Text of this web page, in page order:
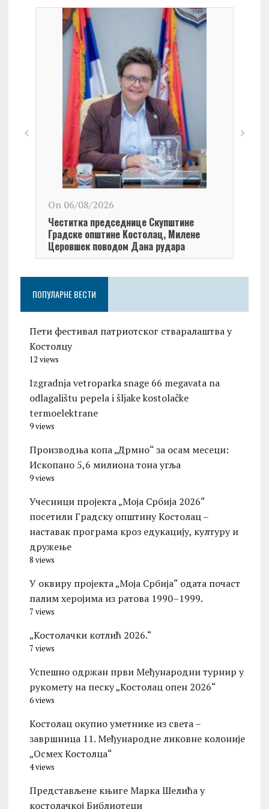
On 06/08/2026
Честитка председнице Скупштине
Градске општине Kостолац, Милене
Церовшек поводом Дана рудара
ПОПУЛАРНЕ ВЕСТИ
Пети фестивал патриотског стваралаштва у
Костолцу
12 views
Izgradnja vetroparka snage 66 megavata na
odlagalištu pepela i šljake kostolačke
termoelektrane
9 views
Производња копа „Дрмно“ за осам месеци:
Ископано 5,6 милиона тона угља
9 views
Учесници пројекта „Моја Србија 2026“
посетили Градску општину Костолац –
наставак програма кроз едукацију, културу и
дружење
8 views
У оквиру пројекта „Моја Србија“ одата почаст
палим херојима из ратова 1990–1999.
7 views
„Костолачки котлић 2026.“
7 views
Успешно одржан први Међународни турнир у
рукомету на песку „Костолац опен 2026“
6 views
Костолац окупио уметнике из света –
завршница 11. Међународне ликовне колоније
„Осмех Костолца“
4 views
Представљене књиге Марка Шелића у
костолачкој Библиотеци